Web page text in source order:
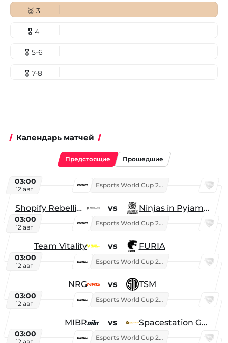
🥉 3
🎖 4
🎖 5-6
🎖 7-8
Календарь матчей
Предстоящие Прошедшие
03:00
12 авг
Esports World Cup 2026
Shopify Rebellion vs Ninjas in Pyjamas
03:00
12 авг
Esports World Cup 2026
Team Vitality vs FURIA
03:00
12 авг
Esports World Cup 2026
NRG vs TSM
03:00
12 авг
Esports World Cup 2026
MIBR vs Spacestation Gaming
03:00 Esports World Cup 2026